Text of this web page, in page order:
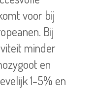
voor bij
Bij
minder
en
1-5% en